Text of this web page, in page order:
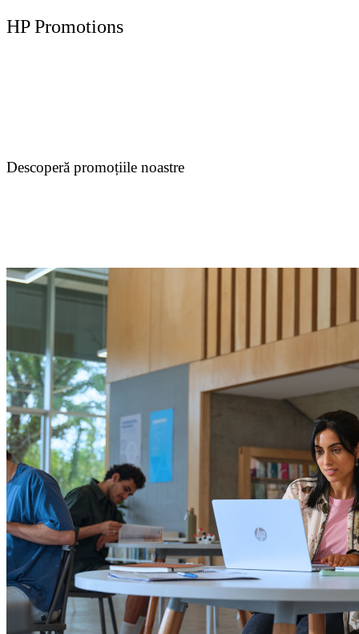
HP Promotions
Descoperă promoțiile noastre